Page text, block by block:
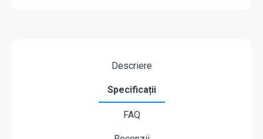
Descriere
Specificații
FAQ